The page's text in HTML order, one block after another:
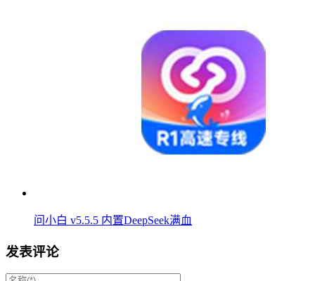
问小白 v5.5.5 内置DeepSeek满血
发表评论